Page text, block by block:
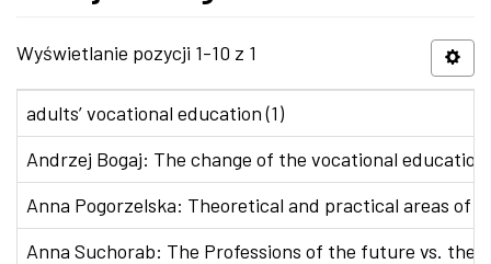
Wyświetlanie pozycji 1-10 z 1
adults’ vocational education (1)
Andrzej Bogaj: The change of the vocational
Anna Pogorzelska: Theoretical and practical areas of
Anna Suchorab: The Professions of the future vs. the